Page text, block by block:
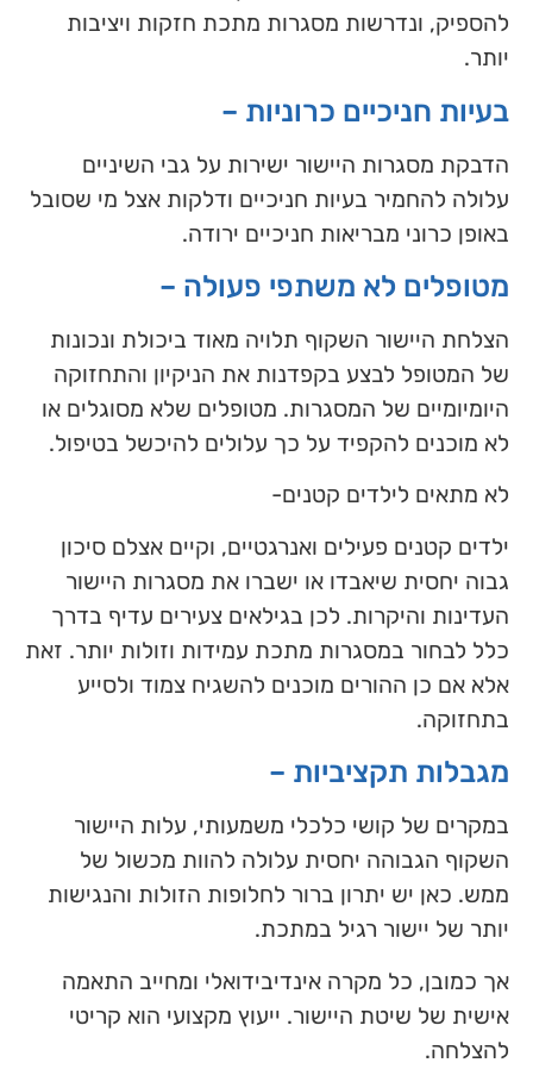
להספיק, ונדרשות מסגרות מתכת חזקות ויציבות
יותר.
בעיות חניכיים כרוניות –
הדבקת מסגרות היישור ישירות על גבי השיניים
עלולה להחמיר בעיות חניכיים ודלקות אצל מי שסובל
באופן כרוני מבריאות חניכיים ירודה.
מטופלים לא משתפי פעולה –
הצלחת היישור השקוף תלויה מאוד ביכולת ונכונות
של המטופל לבצע בקפדנות את הניקיון והתחזוקה
היומיומיים של המסגרות. מטופלים שלא מסוגלים או
לא מוכנים להקפיד על כך עלולים להיכשל בטיפול.
לא מתאים לילדים קטנים-
ילדים קטנים פעילים ואנרגטיים, וקיים אצלם סיכון
גבוה יחסית שיאבדו או ישברו את מסגרות היישור
העדינות והיקרות. לכן בגילאים צעירים עדיף בדרך
כלל לבחור במסגרות מתכת עמידות וזולות יותר. זאת
אלא אם כן ההורים מוכנים להשגיח צמוד ולסייע
בתחזוקה.
מגבלות תקציביות –
במקרים של קושי כלכלי משמעותי, עלות היישור
השקוף הגבוהה יחסית עלולה להוות מכשול של
ממש. כאן יש יתרון ברור לחלופות הזולות והנגישות
יותר של יישור רגיל במתכת.
אך כמובן, כל מקרה אינדיבידואלי ומחייב התאמה
אישית של שיטת היישור. ייעוץ מקצועי הוא קריטי
להצלחה.